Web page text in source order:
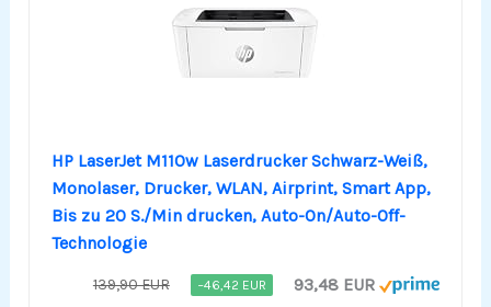
HP LaserJet M110w Laserdrucker Schwarz-Weiß,
Monolaser, Drucker, WLAN, Airprint, Smart App,
Bis zu 20 S./Min drucken, Auto-On/Auto-Off-
Technologie
139,90 EUR −46,42 EUR 93,48 EUR